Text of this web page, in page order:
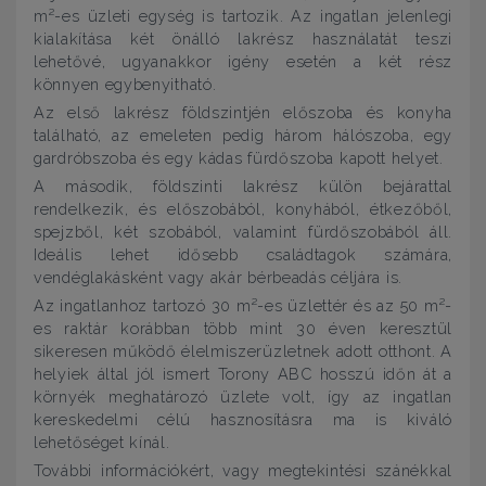
m²-es üzleti egység is tartozik. Az ingatlan jelenlegi
kialakítása két önálló lakrész használatát teszi
lehetővé, ugyanakkor igény esetén a két rész
könnyen egybenyitható.
Az első lakrész földszintjén előszoba és konyha
található, az emeleten pedig három hálószoba, egy
gardróbszoba és egy kádas fürdőszoba kapott helyet.
A második, földszinti lakrész külön bejárattal
rendelkezik, és előszobából, konyhából, étkezőből,
spejzből, két szobából, valamint fürdőszobából áll.
Ideális lehet idősebb családtagok számára,
vendéglakásként vagy akár bérbeadás céljára is.
Az ingatlanhoz tartozó 30 m²-es üzlettér és az 50 m²-
es raktár korábban több mint 30 éven keresztül
sikeresen működő élelmiszerüzletnek adott otthont. A
helyiek által jól ismert Torony ABC hosszú időn át a
környék meghatározó üzlete volt, így az ingatlan
kereskedelmi célú hasznosításra ma is kiváló
lehetőséget kínál.
További információkért, vagy megtekintési szánékkal